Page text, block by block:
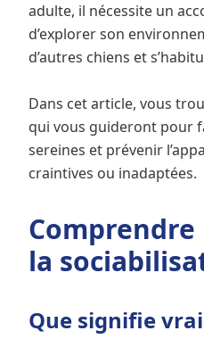
adulte, il nécessite un
d’explorer son
d’autres chiens et
Dans cet article, vous
qui vous guideront pour
sereines et prévenir
craintives ou inadaptées.
Comprendre
la
Que signifie